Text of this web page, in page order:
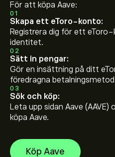
För att köpa Aave:
01
Skapa ett eToro-konto:
Registrera dig för ett
identitet.
02
Sätt in pengar:
Gör en insättning på ditt
föredragna
03
Sök och köp:
Leta upp sidan Aave
köpa Aave.
Köp Aave